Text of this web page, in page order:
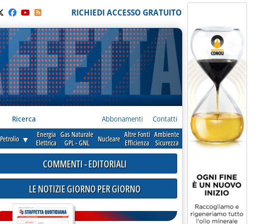
RICHIEDI ACCESSO GRATUITO
Ricerca Abbonamenti Contatti
Petrolio ▼
Energia
Elettrica
Gas Naturale
GPL - GNL
Nucleare Altre Fonti
Efficienza
Ambiente
Sicurezza
COMMENTI - EDITORIALI
LE NOTIZIE GIORNO PER GIORNO